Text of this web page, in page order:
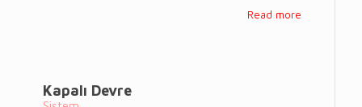
Read more
Kapalı Devre